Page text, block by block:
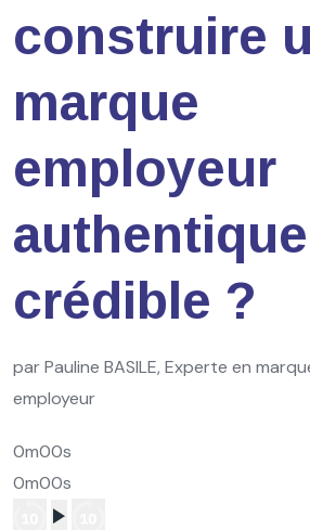
construire
marque
employeur
crédible ?
par Pauline BASILE, Experte en
employeur
0m00s
0m00s